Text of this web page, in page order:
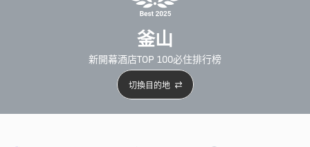
釜山
新開幕酒店TOP 100必住排行榜
切換目的地